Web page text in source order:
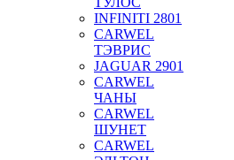
INFINITI 2801
CARWEL
ТЭВРИС
JAGUAR 2901
CARWEL
ЧАНЫ
CARWEL
ШУНЕТ
CARWEL